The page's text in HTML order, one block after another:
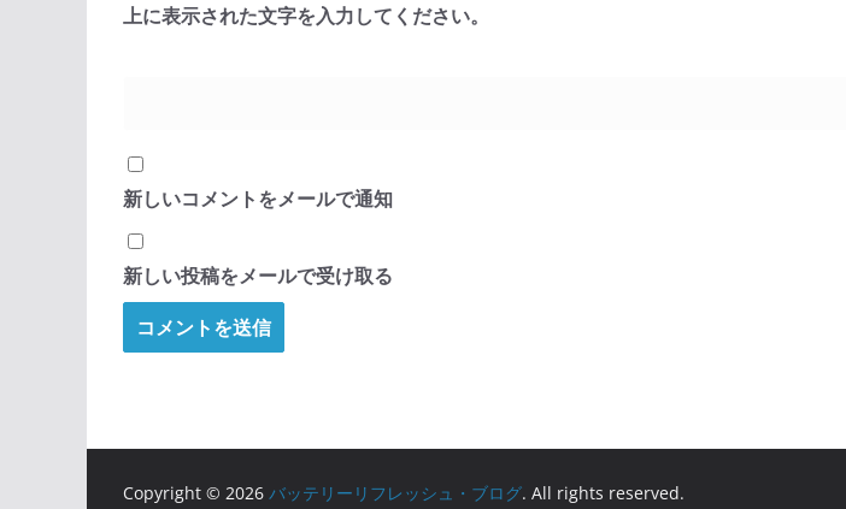
上に表示された文字を入力してください。
新しいコメントをメールで通知
新しい投稿をメールで受け取る
Copyright © 2026 バッテリーリフレッシュ・ブログ. All rights reserved.